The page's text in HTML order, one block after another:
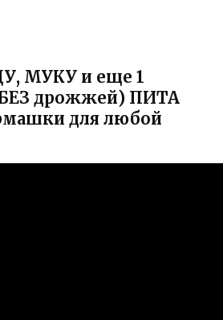
МУКУ и еще 1
дрожжей) ПИТА
для любой